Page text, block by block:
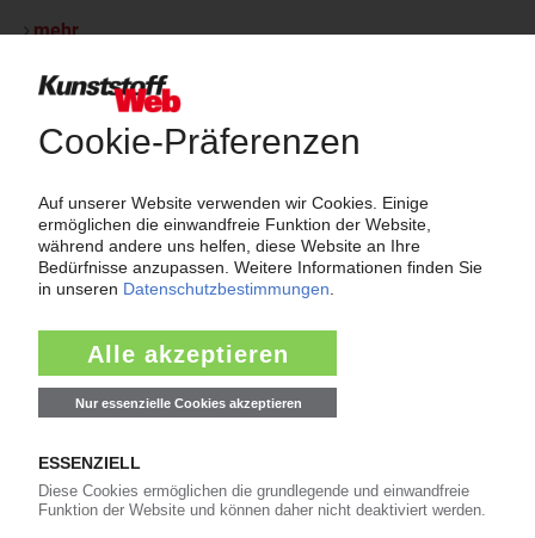
mehr
Thema "Force Majeure"
Force Majeure in der Kunststoffindustrie
Fragen und Antworten: Was Kunst­stoff­verarbeiter wissen müssen,
wenn der Lieferant nicht mehr liefert – Informationen zum
Themenkomplex Force Majeure, Corona und Kunststoff-
Preisentwicklung sowie Tipps für die Praxis.
Newsletter